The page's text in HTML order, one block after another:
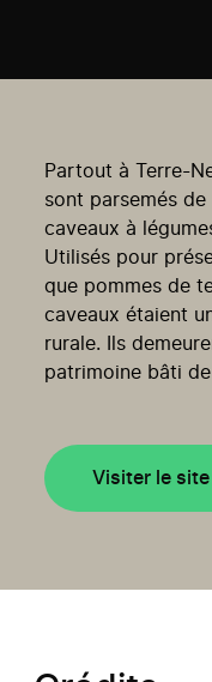
Partout à Terre-
sont parsemés
caveaux à
Utilisés pour
que pommes de
caveaux étaient
rurale. Ils
patrimoine bâti
Visiter le site